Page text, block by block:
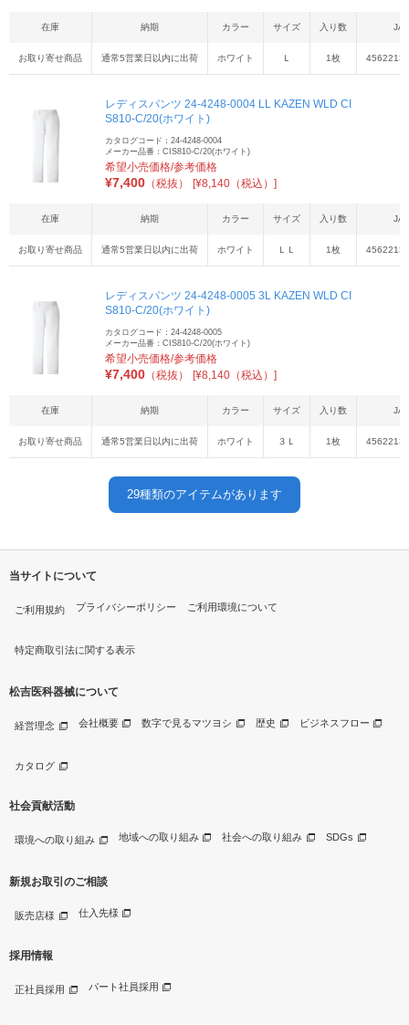
在庫 納期 カラー サイズ 入り数
お取り寄せ商品 通常5営業日以内に出荷 ホワイト Ｌ 1枚
レディスパンツ 24-4248-0004 LL KAZEN WLD CI
S810-C/20(ホワイト)
カタログコード：24-4248-0004
メーカー品番：CIS810-C/20(ホワイト)
希望小売価格/参考価格
¥7,400 （税抜） [¥8,140（税込）]
在庫 納期 カラー サイズ 入り数
お取り寄せ商品 通常5営業日以内に出荷 ホワイト ＬＬ 1枚
レディスパンツ 24-4248-0005 3L KAZEN WLD CI
S810-C/20(ホワイト)
カタログコード：24-4248-0005
メーカー品番：CIS810-C/20(ホワイト)
希望小売価格/参考価格
¥7,400 （税抜） [¥8,140（税込）]
在庫 納期 カラー サイズ 入り数
お取り寄せ商品 通常5営業日以内に出荷 ホワイト ３Ｌ 1枚
29種類のアイテムがあります
当サイトについて
ご利用規約 プライバシーポリシー ご利用環境について
特定商取引法に関する表示
松吉医科器械について
経営理念 会社概要 数字で見るマツヨシ 歴史 ビジネスフロー
カタログ
社会貢献活動
環境への取り組み 地域への取り組み 社会への取り組み SDGs
新規お取引のご相談
販売店様 仕入先様
採用情報
正社員採用 パート社員採用